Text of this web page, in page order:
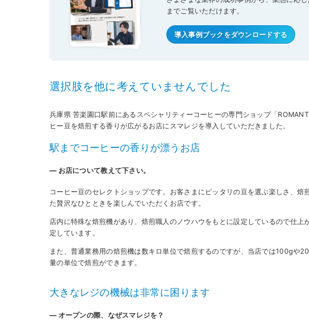
までご覧いただけます。
導入事例ブックをダウンロードする
選択肢を他に考えていませんでした
兵庫県 苦楽園口駅前にあるスペシャリティーコーヒーの専門ショップ「
ヒー豆を焙煎する香りが広がるお店にスマレジを導入していただきました。
駅までコーヒーの香りが漂うお店
― お店について教えて下さい。
コーヒー豆のセレクトショップです。お客さまにピッタリの豆を選ぶ楽しさ、焙
た贅沢なひとときを楽しんでいただくお店です。
店内に特殊な焙煎機があり、焙煎職人のノウハウをもとに設定しているので仕上
定しています。
また、普通業務用の焙煎機は数キロ単位で焙煎するのですが、当店では100gや
量の単位で焙煎ができます。
大きなレジの機械は非常に困ります
― オープンの際、なぜスマレジを？